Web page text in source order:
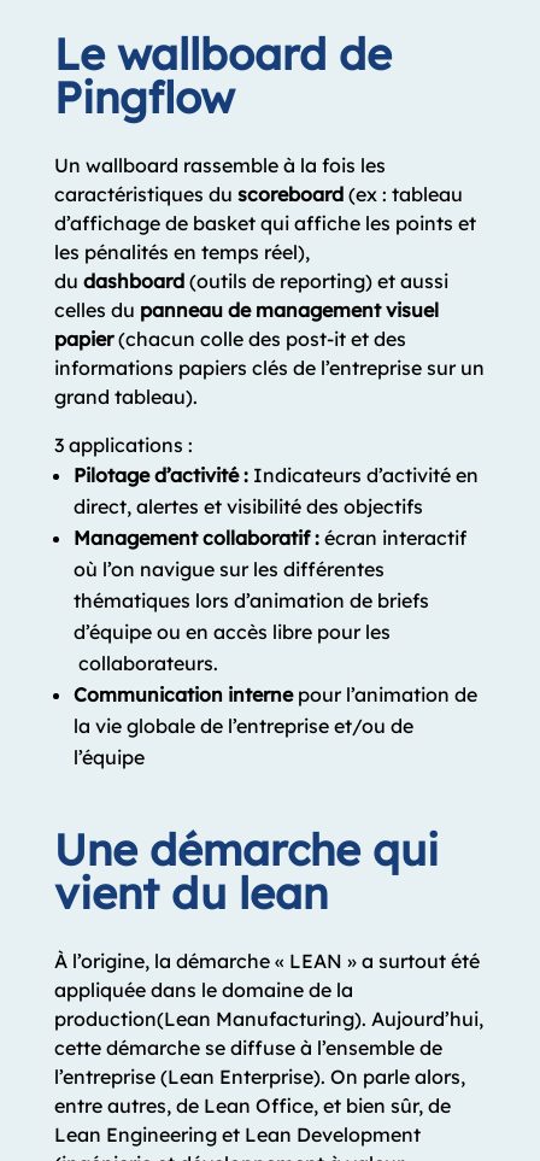
Le wallboard de
Pingflow
Un wallboard rassemble à la fois les
caractéristiques du scoreboard (ex : tableau
d’affichage de basket qui affiche les points et
les pénalités en temps réel),
du dashboard (outils de reporting) et aussi
celles du panneau de management visuel
papier(chacun colle des post-it et des
informations papiers clés de l’entreprise sur un
grand tableau).
3 applications :
Pilotage d’activité :Indicateurs d’activité en
direct, alertes et visibilité des objectifs
Management collaboratif :écran interactif
où l’on navigue sur les différentes
thématiques lors d’animation de briefs
d’équipe ou en accès libre pour les
collaborateurs.
Communication internepour l’animation de
la vie globale de l’entreprise et/ou de
l’équipe
Une démarche qui
vient du lean
À l’origine, la démarche « LEAN » a surtout été
appliquée dans le domaine de la
production(Lean Manufacturing). Aujourd’hui,
cette démarche se diffuse à l’ensemble de
l’entreprise (Lean Enterprise). On parle alors,
entre autres, de Lean Office, et bien sûr, de
Lean Engineering et Lean Development